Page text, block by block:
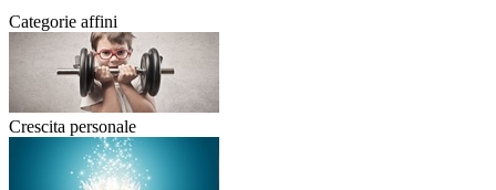
Categorie affini
Crescita personale